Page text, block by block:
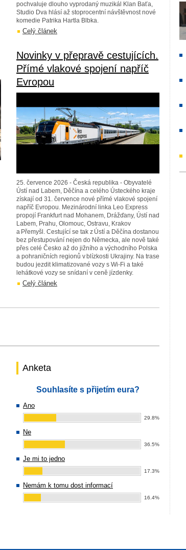
pochvaluje dlouho vyprodaný muzikál Klan Baťa,
Studio Dva hlásí až stoprocentní návštěvnost nové
komedie Patrika Hartla Blbka.
Celý článek
Novinky v přepravě cestujících.
Přímé vlakové spojení napříč
Evropou
25. července 2026 - Česká republika - Obyvatelé
Ústí nad Labem, Děčína a celého Ústeckého kraje
získají od 31. července nové přímé vlakové spojení
napříč Evropou. Mezinárodní linka Leo Express
propojí Frankfurt nad Mohanem, Drážďany, Ústí nad
Labem, Prahu, Olomouc, Ostravu, Krakov
a Přemyšl. Cestující se tak z Ústí a Děčína dostanou
bez přestupování nejen do Německa, ale nově také
přes celé Česko až do jižního a východního Polska
a pohraničních regionů v blízkosti Ukrajiny. Na trase
budou jezdit klimatizované vozy s Wi-Fi a také
lehátkové vozy se snídaní v ceně jízdenky.
Celý článek
Anketa
Souhlasíte s přijetím eura?
Ano
29.8%
Ne
36.5%
Je mi to jedno
17.3%
Nemám k tomu dost informací
16.4%